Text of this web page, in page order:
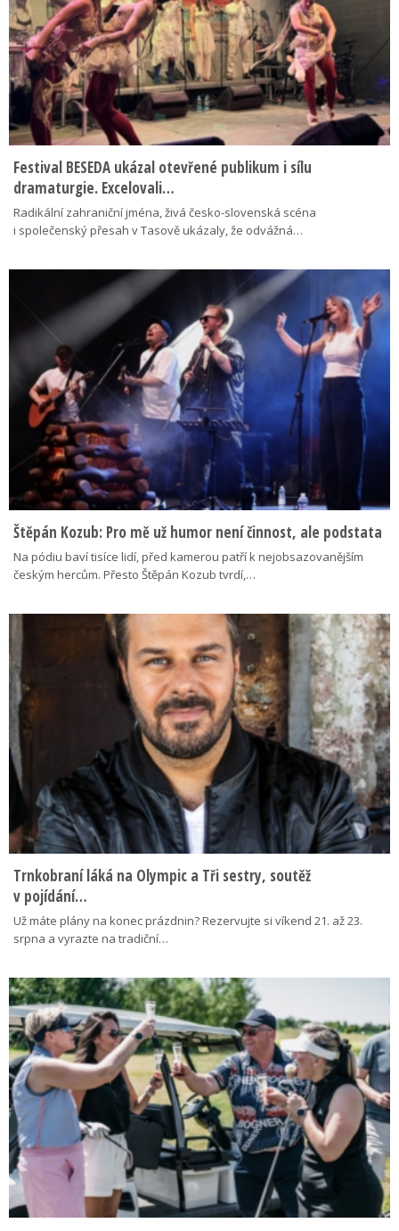
Festival BESEDA ukázal otevřené publikum i sílu
dramaturgie. Excelovali…
Radikální zahraniční jména, živá česko-slovenská scéna
i společenský přesah v Tasově ukázaly, že odvážná…
Štěpán Kozub: Pro mě už humor není činnost, ale podstata
Na pódiu baví tisíce lidí, před kamerou patří k nejobsazovanějším
českým hercům. Přesto Štěpán Kozub tvrdí,…
Trnkobraní láká na Olympic a Tři sestry, soutěž
v pojídání…
Už máte plány na konec prázdnin? Rezervujte si víkend 21. až 23.
srpna a vyrazte na tradiční…